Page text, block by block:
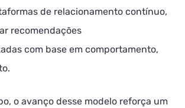
de relacionamento contínuo,
recomendações
com base em comportamento,
o avanço desse modelo reforça um